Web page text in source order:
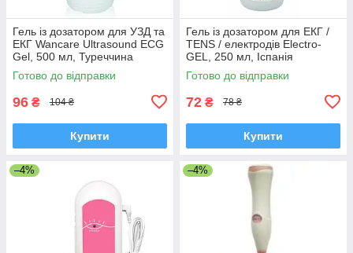
Гель із дозатором для УЗД та
ЕКГ Wancare Ultrasound ECG
Gel, 500 мл, Туреччина
Готово до відправки
96 ₴ 104 ₴
Купити
Гель із дозатором для ЕКГ /
TENS / електродів Electro-
GEL, 250 мл, Іспанія
Готово до відправки
72 ₴ 78 ₴
Купити
–4% –4%